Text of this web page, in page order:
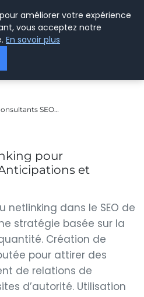
SEO…
pour
et
netlinking dans le SEO de
stratégie basée sur la
Création de
pour attirer des
de relations de
d’autorité. Utilisation
améliorer votre expérience
vous acceptez notre
En savoir plus